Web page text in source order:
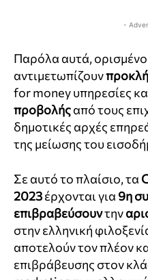
-
Παρόλα αυτά,
αντιμετωπίζουν
for money υπηρεσίες
προβολήςαπό τους
δημοτικές αρχές
της μείωσης του
Σε αυτό το πλαίσιο, τα
2023έρχονται για 9η
επιβραβεύσουντην
στην ελληνική
αποτελούν τον πλέον
επιβράβευσης στον